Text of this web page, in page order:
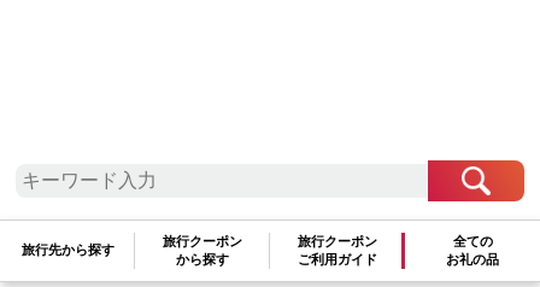
旅行先から探す
旅行クーポン
から探す
旅行クーポン
ご利用ガイド
全ての
お礼の品
検索結果一覧 1～1件 / 全1件